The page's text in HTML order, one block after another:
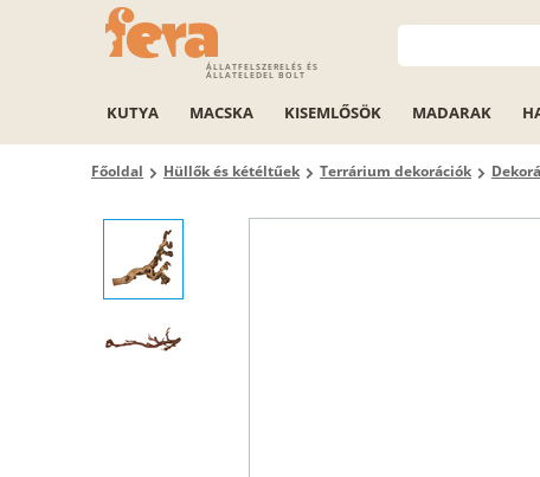
ÁLLATFELSZERELÉS ÉS
ÁLLATELEDEL BOLT
KUTYA MACSKA KISEMLŐSÖK MADARAK
Főoldal Hüllők és kétéltűek Terrárium dekorációk